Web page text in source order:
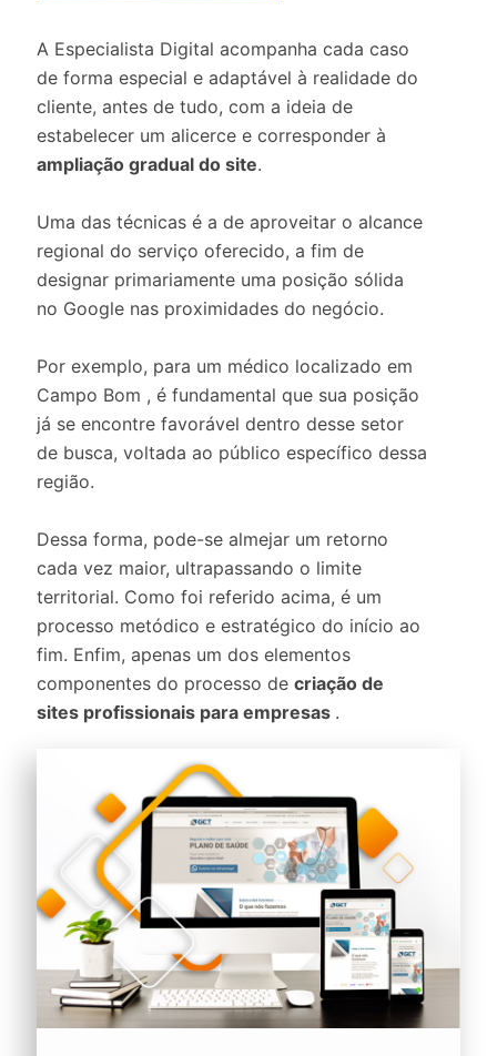
A Especialista Digital acompanha cada caso
de forma especial e adaptável à realidade do
cliente, antes de tudo, com a ideia de
estabelecer um alicerce e corresponder à
ampliação gradual do site.
Uma das técnicas é a de aproveitar o alcance
regional do serviço oferecido, a fim de
designar primariamente uma posição sólida
no Google nas proximidades do negócio.
Por exemplo, para um médico localizado em
Campo Bom , é fundamental que sua posição
já se encontre favorável dentro desse setor
de busca, voltada ao público específico dessa
região.
Dessa forma, pode-se almejar um retorno
cada vez maior, ultrapassando o limite
territorial. Como foi referido acima, é um
processo metódico e estratégico do início ao
fim. Enfim, apenas um dos elementos
componentes do processo de criação de
sites profissionais para empresas .